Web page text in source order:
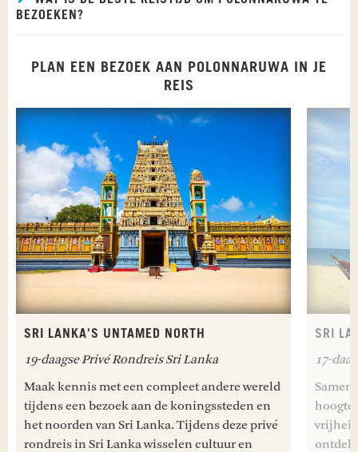
BEZOEKEN?
PLAN EEN BEZOEK AAN POLONNARUWA IN JE
REIS
SRI LANKA'S UNTAMED NORTH
19-daagse Privé Rondreis Sri Lanka
Maak kennis met een compleet andere wereld
tijdens een bezoek aan de koningssteden en
het noorden van Sri Lanka. Tijdens deze privé
rondreis in Sri Lanka wisselen cultuur en
SRI
17-
Samen